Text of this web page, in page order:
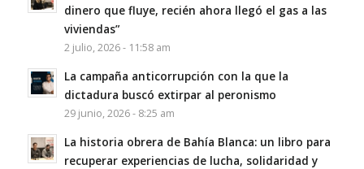
dinero que fluye, recién ahora llegó el gas a las
viviendas”
2 julio, 2026 - 11:58 am
La campaña anticorrupción con la que la
dictadura buscó extirpar al peronismo
29 junio, 2026 - 8:25 am
La historia obrera de Bahía Blanca: un libro para
recuperar experiencias de lucha, solidaridad y